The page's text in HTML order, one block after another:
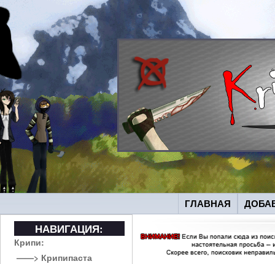
ГЛАВНАЯ
НАВИГАЦИЯ:
Крипи:
——> Крипипаста